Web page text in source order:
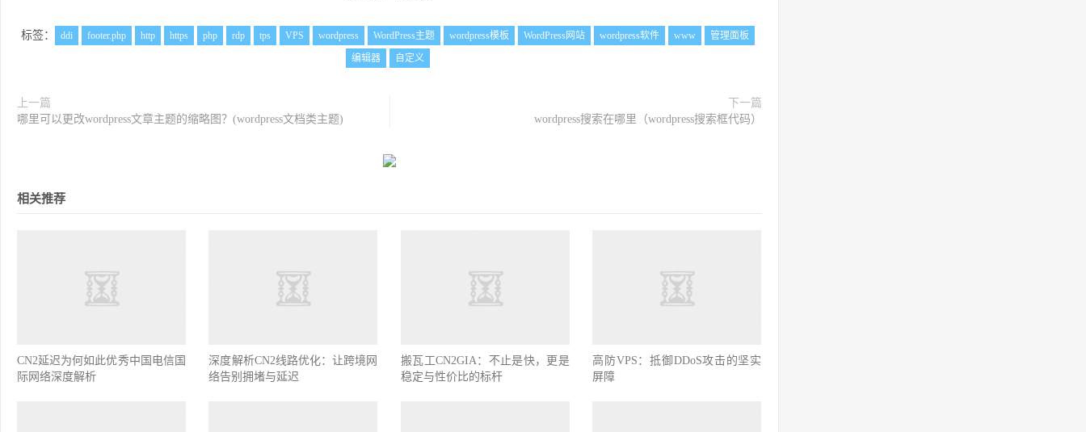
标签： ddi footer.php http https php rdp tps VPS wordpress WordPress主题 wordpress模板 WordPress网站 wordpress软件 www
管理面板
编辑器
自定义
上一篇
哪里可以更改wordpress文章主题的缩略图？(wordpress文档类主题)
下一篇
wordpress搜索在哪里（wordpress搜索框代码）
相关推荐
CN2延迟为何如此优秀中国电信国
际网络深度解析
深度解析CN2线路优化：让跨境网
络告别拥堵与延迟
搬瓦工CN2GIA：不止是快，更是
稳定与性价比的标杆
高防VPS：抵御DDoS攻击的坚实
屏障